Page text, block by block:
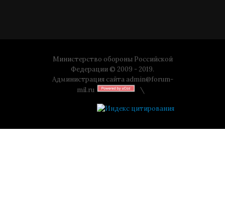
Министерство обороны Российской
Федерации © 2009 - 2019.
Администрация сайта admin@forum-
mil.ru